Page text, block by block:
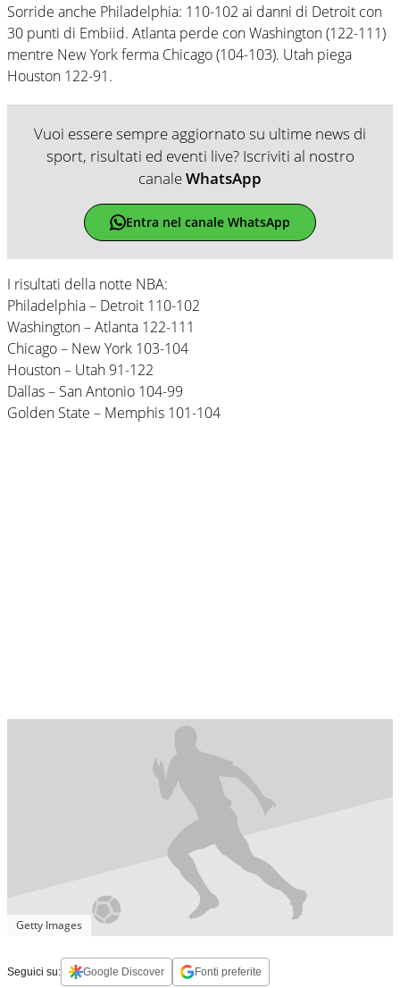
Sorride anche Philadelphia: 110-102 ai danni di Detroit con
30 punti di Embiid. Atlanta perde con Washington (122-111)
mentre New York ferma Chicago (104-103). Utah piega
Houston 122-91.
Vuoi essere sempre aggiornato su ultime news di
sport, risultati ed eventi live? Iscriviti al nostro
canaleWhatsApp
Entra nel canale WhatsApp
I risultati della notte NBA:
Philadelphia – Detroit 110-102
Washington – Atlanta 122-111
Chicago – New York 103-104
Houston – Utah 91-122
Dallas – San Antonio 104-99
Golden State – Memphis 101-104
Getty Images
Seguici su: Google Discover Fonti preferite